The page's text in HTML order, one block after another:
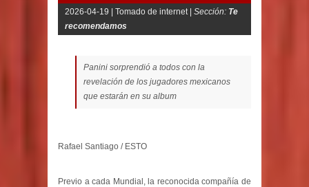
2026-04-19 | Tomado de internet | Sección: Te
recomendamos
Panini sorprendió a todos con la
revelación de los jugadores mexicanos
que estarán en su album
Rafael Santiago / ESTO
Previo a cada Mundial, la reconocida compañía de